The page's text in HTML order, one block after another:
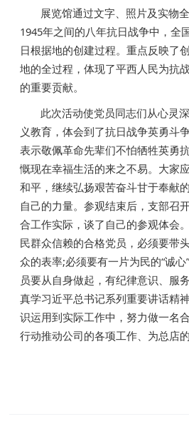
展览馆通过文字、照片及实物
1945年之间的八年抗日战争中，全
日根据地的创建过程。重点反映了
地的全过程，体现了平西人民为抗
的重要贡献。
此次活动使党员同志们从心灵
义教育，体会到了抗日战争英勇斗
表示敬佩革命先辈们不怕牺牲英勇
慨现在幸福生活的来之不易。大家
和平，继续弘扬艰苦奋斗甘于奉献
自己的力量。参观结束后，支部召
合工作实际，谈了自己的参观体会
民群众信赖的合格党员，必须要带
众的表率;必须要有一片为民的“诚
员要从自身做起，有纪律意识、服
真学习近平总书记系列重要讲话精
识运用到实际工作中，努力做一名
行动推动公司的各项工作、为总店